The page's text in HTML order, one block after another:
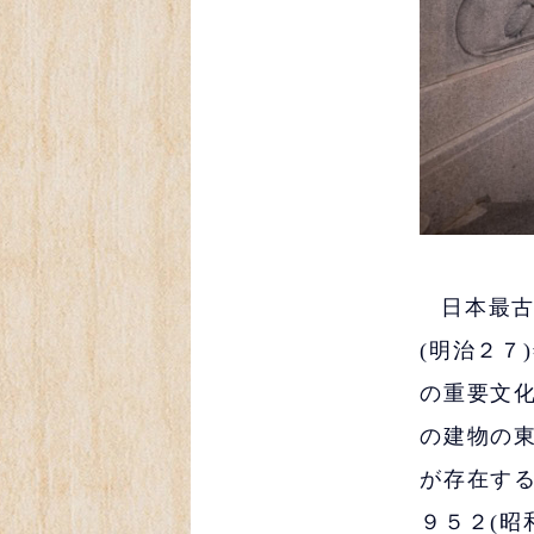
日本最
(明治２７
の重要文
の建物の
が存在す
９５２(昭